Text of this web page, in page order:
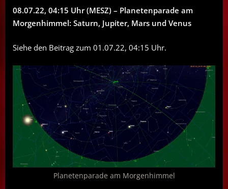
08.07.22, 04:15 Uhr (MESZ) – Planetenparade am
Morgenhimmel: Saturn, Jupiter, Mars und Venus
Siehe den Beitrag zum 01.07.22, 04:15 Uhr.
Planetenparade am Morgenhimmel